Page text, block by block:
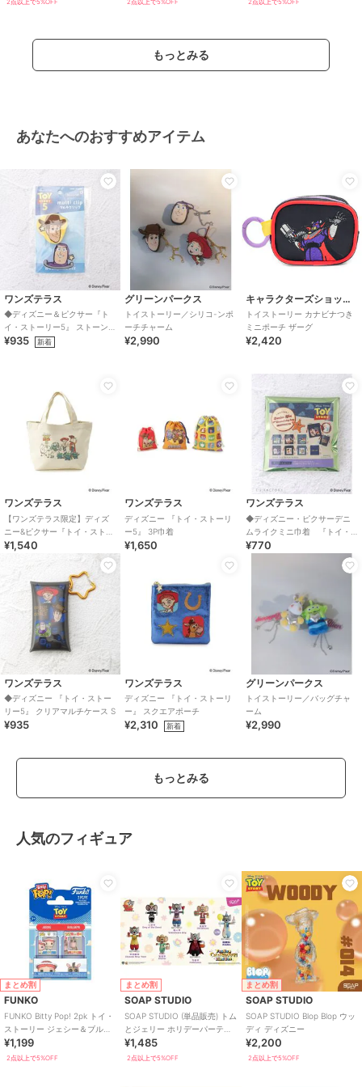
2点以上で5%OFF 2点以上で5%OFF 2点以上で5%OFF
もっとみる
あなたへのおすすめアイテム
ワンズテラス
◆ディズニー＆ピクサー『ト
イ・ストーリー5』 ストーン付
きマルチクリップ
¥935 新着
グリーンパークス
トイストーリー／シリコ-ンポ
ーチチャーム
¥2,990
キャラクターズショップ ラフラフ
トイストーリー カナビナつき
ミニポーチ ザーグ
¥2,420
ワンズテラス
【ワンズテラス限定】ディズ
ニー&ピクサー『トイ・ストー
リー5』 マチ付きバッグ シュ
¥1,540
ワンズテラス
ディズニー 『トイ・ストーリ
ー5』 3P巾着
¥1,650
ワンズテラス
◆ディズニー・ピクサーデニ
ムライクミニ巾着 『トイ・
ストーリー』／Good old
¥770
ワンズテラス
◆ディズニー 『トイ・ストー
リー5』 クリアマルチケース S
¥935
ワンズテラス
ディズニー 『トイ・ストーリ
ー』 スクエアポーチ
¥2,310 新着
グリーンパークス
トイストーリー／バッグチャ
ーム
¥2,990
もっとみる
人気のフィギュア
まとめ割
FUNKO
FUNKO Bitty Pop! 2pk トイ・
ストーリー ジェシー＆ブルズ
アイ
¥1,199
2点以上で5%OFF
まとめ割
SOAP STUDIO
SOAP STUDIO (単品販売) トム
とジェリー ホリデーパーティ
ー ブラインドボックス
¥1,485
2点以上で5%OFF
まとめ割
SOAP STUDIO
SOAP STUDIO Blop Blop ウッ
ディ ディズニー
¥2,200
2点以上で5%OFF